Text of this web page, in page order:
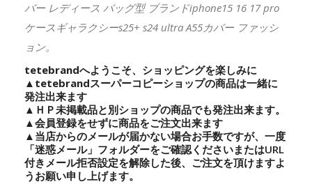
バー レディース バッグ型 ブランドiphone15 16 17 pro
ケースギャラクシーs25+ s24 ultra A55カバー ファッシ
ョン。
tetebrandへようこそ、ショッピングを楽しみに
▲ tetebrandスーパーコピーショップの商品は一緒に
発注出来ます
▲ＨＰ未掲載品と別ショップの商品でも発注出来ます。
▲会員登録をせずに商品をご注文出来ます
▲当店からのメールが届かない場合お手数ですが、一度
「迷惑メール」フォルダーをご確認くださいまたはURL
付きメール拒否設定を解除した後、ご注文を頂けますよ
うお願い申し上げます。